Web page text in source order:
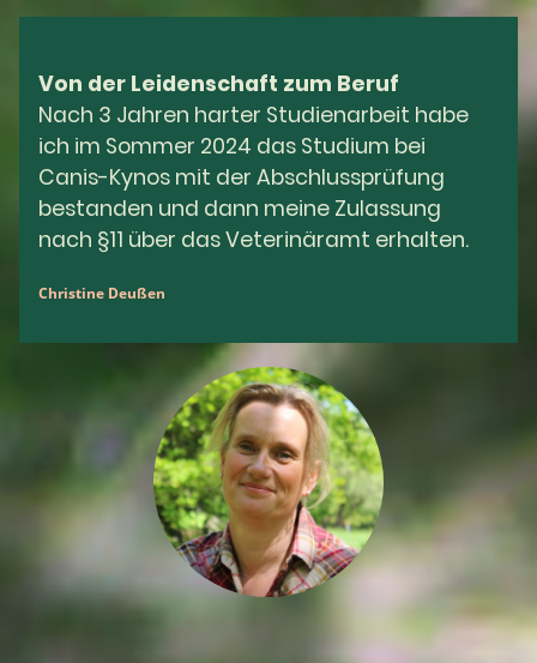
Von der Leidenschaft zum Beruf
Nach 3 Jahren harter Studienarbeit habe
ich im Sommer 2024 das Studium bei
Canis-Kynos mit der Abschlussprüfung
bestanden und dann meine Zulassung
nach §11 über das Veterinäramt erhalten.
Christine Deußen